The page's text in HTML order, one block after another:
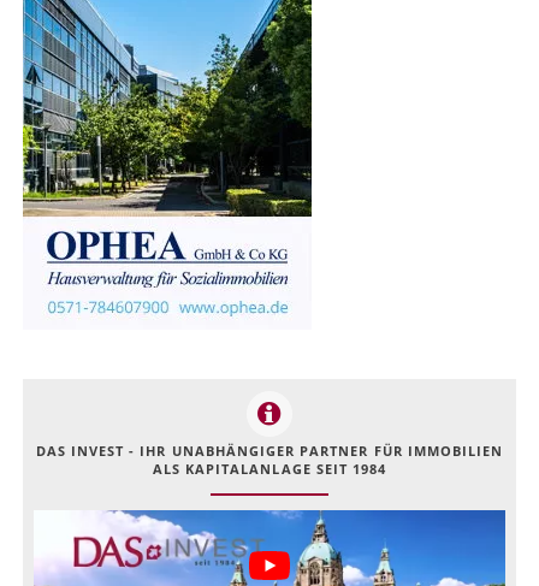
DAS INVEST - IHR UNABHÄNGIGER PARTNER FÜR IMMOBILIEN
ALS KAPITALANLAGE SEIT 1984